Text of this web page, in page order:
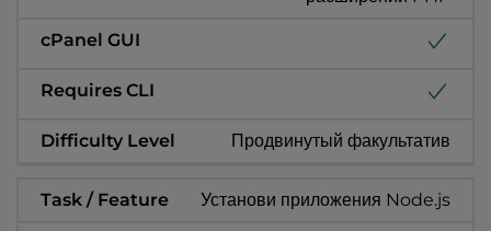
Продвинутый факультатив
Установи приложения Node.js